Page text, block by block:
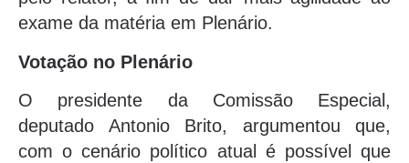
exame da matéria em Plenário.
Votação no Plenário
O presidente da Comissão Especial,
deputado Antonio Brito, argumentou que,
com o cenário político atual é possível que